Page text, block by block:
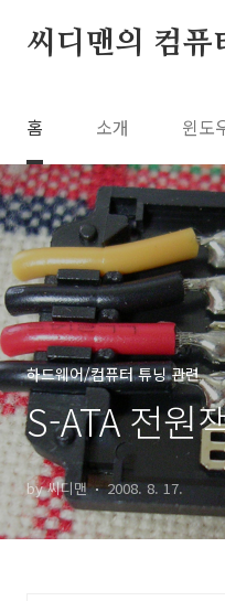
씨디맨의 컴퓨
홈 소개 윈도
하드웨어/컴퓨터 튜닝 관련
S-ATA 전원
by 씨디맨 2008. 8. 17.